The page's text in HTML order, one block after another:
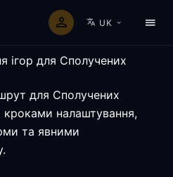
UK
ігор для Сполучених
для Сполучених
кроками налаштування,
та явними